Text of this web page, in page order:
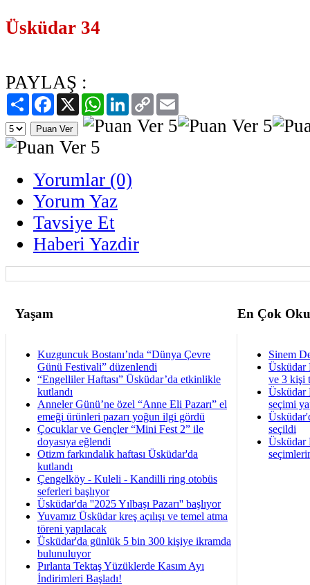
Üsküdar 34
PAYLAŞ :
PaylaşFacebook
X WhatsAppLinkedIn
Copy
Link
Yorumlar (0)
Yorum Yaz
Tavsiye Et
Haberi Yazdir
Yaşam En Çok
Kuzguncuk Bostanı’nda “Dünya Çevre
Günü Festivali” düzenlendi
“Engelliler Haftası” Üsküdar’da etkinlikle
kutlandı
Anneler Günü’ne özel “Anne Eli Pazarı” el
emeği ürünleri pazarı yoğun ilgi gördü
Çocuklar ve Gençler “Mini Fest 2” ile
doyasıya eğlendi
Otizm farkındalık haftası Üsküdar'da
kutlandı
Çengelköy - Kuleli - Kandilli ring otobüs
seferleri başlıyor
Üsküdar'da ''2025 Yılbaşı Pazarı'' başlıyor
Yuvamız Üsküdar kreş açılışı ve temel atma
töreni yapılacak
Üsküdar'da günlük 5 bin 300 kişiye ikramda
bulunuluyor
Pırlanta Tektaş Yüzüklerde Kasım Ayı
İndirimleri Başladı!
Sinem
Üsküdar
ve 3 kişi
Üsküdar
seçimi
seçildi
Üsküdar